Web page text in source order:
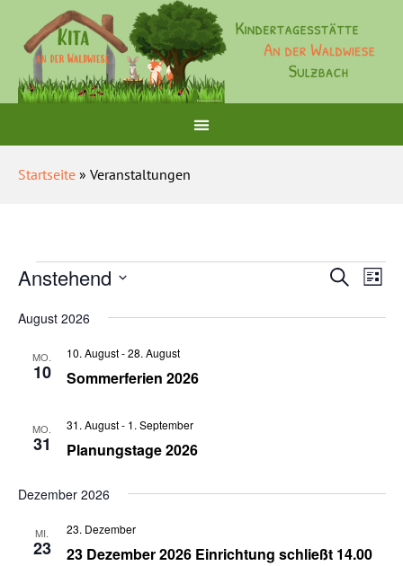
Startseite » Veranstaltungen
und
Suche Liste
Anstehend
wählen.
August 2026
MO.
10 Sommerferien 2026
10. August-28. August
MO.
31 Planungstage 2026
31. August- 1. September
Dezember 2026
MI.
23
23 Dezember 2026 Einrichtung schließt 14.00
23. Dezember